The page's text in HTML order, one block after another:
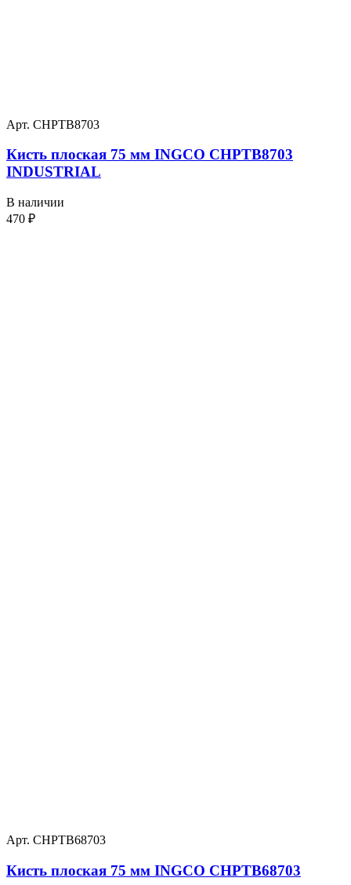
Арт. CHPTB8703
Кисть плоская 75 мм INGCO CHPTB8703
INDUSTRIAL
В наличии
470 ₽
Арт. CHPTB68703
Кисть плоская 75 мм INGCO CHPTB68703